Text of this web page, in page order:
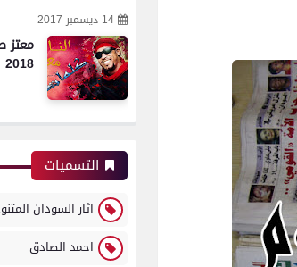
14 ديسمبر 2017
معتز
2018
التسميات
اثار السودان
احمد الصادق